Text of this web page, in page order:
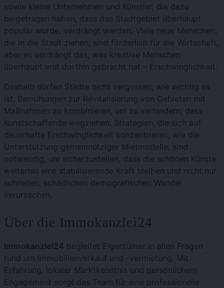
sowie kleine Unternehmen und Künstler, die dazu
beigetragen haben, dass das Stadtgebiet überhaupt
populär wurde, verdrängt werden. Viele neue Menschen,
die in die Stadt ziehen, sind förderlich für die Wirtschaft,
aber es verdrängt das, was kreative Menschen
überhaupt erst dorthin gebracht hat – Erschwinglichkeit.
Deshalb dürfen Städte nicht vergessen, wie wichtig es
ist, Bemühungen zur Revitalisierung von Gebieten mit
Maßnahmen zu kombinieren, um zu verhindern, dass
Kunstschaffende wegziehen. Strategien, die sich auf
dauerhafte Erschwinglichkeit konzentrieren, wie die
Unterstützung gemeinnütziger Mietmodelle, sind
notwendig, um sicherzustellen, dass die schönen Künste
weiterhin eine stabilisierende Kraft bleiben und nicht nur
schnellen, schädlichen demografischen Wandel
verursachen.
Über die Immokanzlei24
Immokanzlei24 begleitet Eigentümer in allen Fragen
rund um Immobilienverkauf und -vermietung. Mit
Erfahrung, lokaler Marktkenntnis und persönlichem
Engagement sorgt das Team für eine professionelle